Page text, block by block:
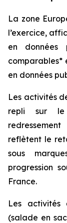
La zone
l’exercice,
en
comparables*
en données
Les activités
repli sur le
reflètent le
sous
progression
France.
Les activités
(salade en